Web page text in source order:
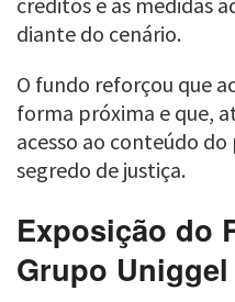
diante do cenário.
O fundo reforçou que
forma próxima e que,
acesso ao conteúdo
segredo de justiça.
Exposição do
Grupo Uniggel